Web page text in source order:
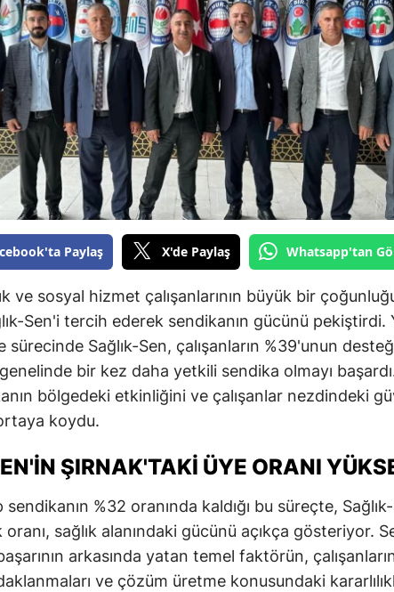
Bilecik
Bingöl
Bitlis
Bolu
Burdur
Bursa
Çanakkale
Çankırı
Çorum
Denizli
Diyarbakır
Elazığ
Erzurum
Eskişehir
Paylaş X'de Paylaş Whatsapp'tan
ve sosyal hizmet çalışanlarının büyük bir
Sen'i tercih ederek sendikanın gücünü pekiştirdi.
sürecinde Sağlık-Sen, çalışanların %39'unun
bir kez daha yetkili sendika olmayı
bölgedeki etkinliğini ve çalışanlar nezdindeki
koydu.
ŞIRNAK'TAKI ÜYE ORANI
sendikanın %32 oranında kaldığı bu süreçte,
sağlık alanındaki gücünü açıkça gösteriyor.
arkasında yatan temel faktörün,
ve çözüm üretme konusundaki